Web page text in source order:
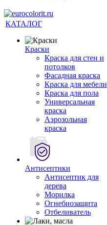
КАТАЛОГ
Краски
Краска для стен и
потолков
Фасадная краска
Краска для мебели
Краска для пола
Универсальная
краска
Аэрозольная
краска
Антисептики
Антисептик для
дерева
Морилка
Огнебиозащита
Отбеливатель